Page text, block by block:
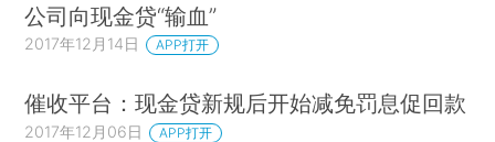
公司向现金贷“输血”
2017年12月14日 APP打开
催收平台：现金贷新规后开始减免罚息促回款
2017年12月06日 APP打开